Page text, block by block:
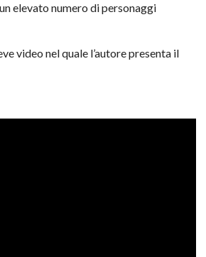
elevato numero di personaggi
video nel quale l’autore presenta il